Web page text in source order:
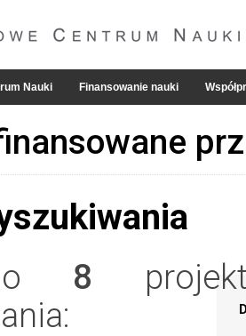
Nauki Finansowanie nauki
8